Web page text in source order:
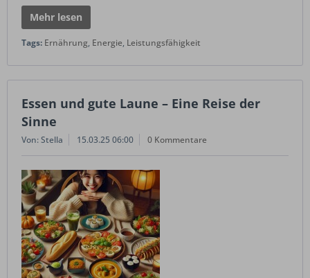
Mehr lesen
Tags: Ernährung, Energie, Leistungsfähigkeit
Essen und gute Laune – Eine Reise der
Sinne
Von: Stella 15.03.25 06:00 0 Kommentare